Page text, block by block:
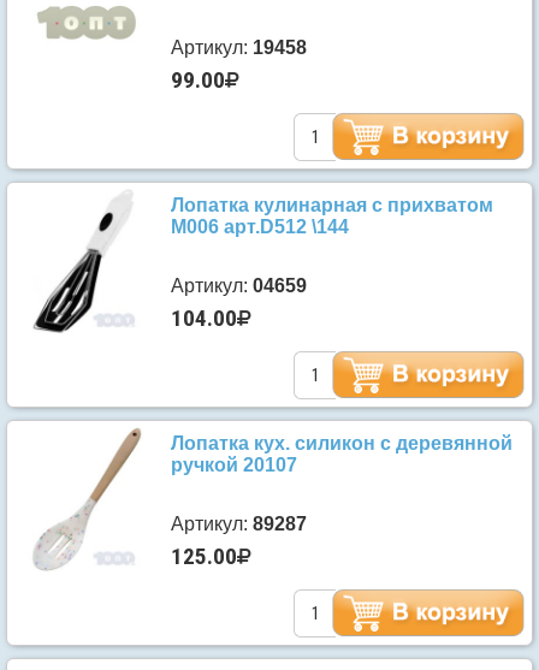
Артикул: 19458
99.00
Лопатка кулинарная с прихватом
М006 арт.D512 \144
Артикул: 04659
104.00
Лопатка кух. силикон с деревянной
ручкой 20107
Артикул: 89287
125.00